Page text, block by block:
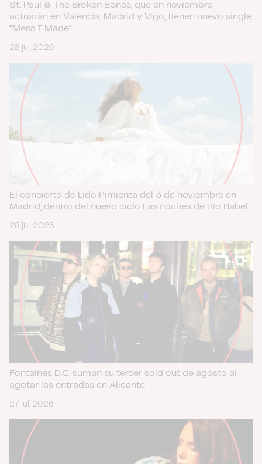
St. Paul & The Broken Bones, que en noviembre
actuarán en València, Madrid y Vigo, tienen nuevo single:
“Mess I Made”
28 jul. 2026
El concierto de Lido Pimienta del 3 de noviembre en
Madrid, dentro del nuevo ciclo Las noches de Río Babel
28 jul. 2026
Fontaines D.C. suman su tercer sold out de agosto al
agotar las entradas en Alicante
27 jul. 2026